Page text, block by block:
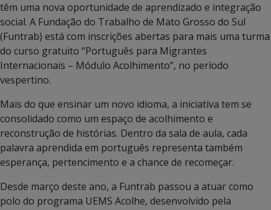
têm uma nova oportunidade de aprendizado e integração
social. A Fundação do Trabalho de Mato Grosso do Sul
(Funtrab) está com inscrições abertas para mais uma turma
do curso gratuito “Português para Migrantes
Internacionais – Módulo Acolhimento”, no período
vespertino.
Mais do que ensinar um novo idioma, a iniciativa tem se
consolidado como um espaço de acolhimento e
reconstrução de histórias. Dentro da sala de aula, cada
palavra aprendida em português representa também
esperança, pertencimento e a chance de recomeçar.
Desde março deste ano, a Funtrab passou a atuar como
polo do programa UEMS Acolhe, desenvolvido pela